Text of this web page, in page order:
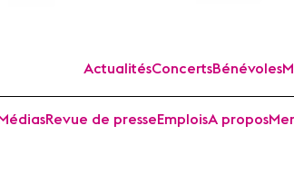
ActualitésConcertsBénévoles
Revue de presseEmploisA propos